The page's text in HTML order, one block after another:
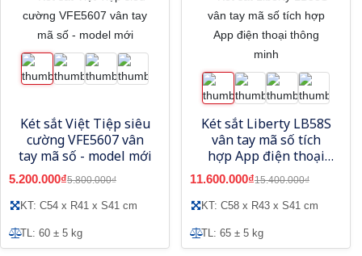
Két sắt Việt Tiệp siêu
cường VFE5607 vân
tay mã số - model mới
5.200.000₫5.800.000₫
KT: C54 x R41 x S41 cm
TL: 60 ± 5 kg
Két sắt Liberty LB58S
vân tay mã số tích
hợp App điện thoại
thông minh
11.600.000₫15.400.000₫
KT: C58 x R43 x S41 cm
TL: 65 ± 5 kg